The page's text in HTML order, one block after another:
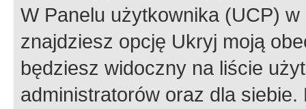
W Panelu użytkownika (UCP) w
znajdziesz opcję Ukryj moją
będziesz widoczny na liście
administratorów oraz dla